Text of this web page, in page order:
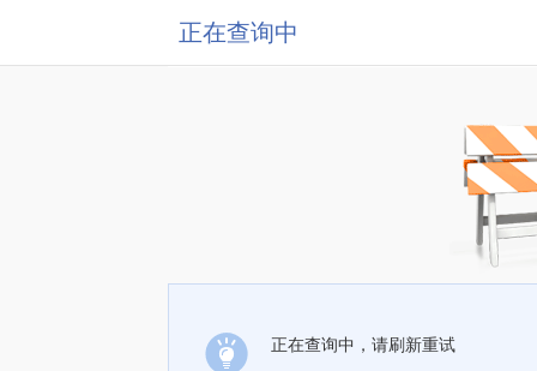
正在查询中
正在查询中，请刷新重试